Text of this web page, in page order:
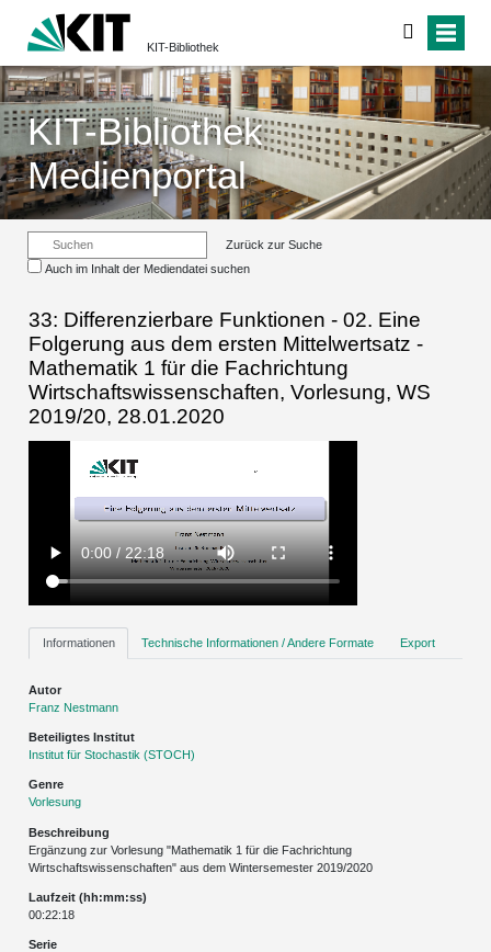
KIT-Bibliothek
KIT-Bibliothek
Medienportal
Zurück zur Suche
Auch im Inhalt der Mediendatei suchen
33: Differenzierbare Funktionen - 02. Eine
Folgerung aus dem ersten Mittelwertsatz -
Mathematik 1 für die Fachrichtung
Wirtschaftswissenschaften, Vorlesung, WS
2019/20, 28.01.2020
Informationen Technische Informationen / Andere Formate Export
Autor
Franz Nestmann
Beteiligtes Institut
Institut für Stochastik (STOCH)
Genre
Vorlesung
Beschreibung
Ergänzung zur Vorlesung "Mathematik 1 für die Fachrichtung
Wirtschaftswissenschaften" aus dem Wintersemester 2019/2020
Laufzeit (hh:mm:ss)
00:22:18
Serie